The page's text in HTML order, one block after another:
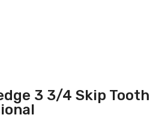
3 3/4 Skip Tooth